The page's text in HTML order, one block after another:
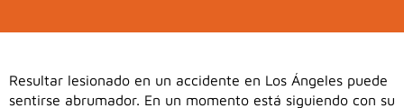
Resultar lesionado en un accidente en Los Ángeles puede
sentirse abrumador. En un momento está siguiendo con su